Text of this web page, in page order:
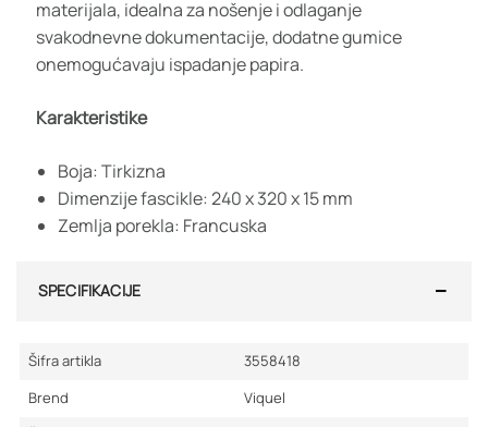
materijala, idealna za nošenje i odlaganje
svakodnevne dokumentacije, dodatne gumice
onemogućavaju ispadanje papira.
Karakteristike
Boja: Tirkizna
Dimenzije fascikle: 240 x 320 x 15 mm
Zemlja porekla: Francuska
SPECIFIKACIJE
Šifra artikla
3558418
Brend
Viquel